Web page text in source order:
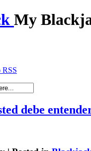
My
RSS
debe